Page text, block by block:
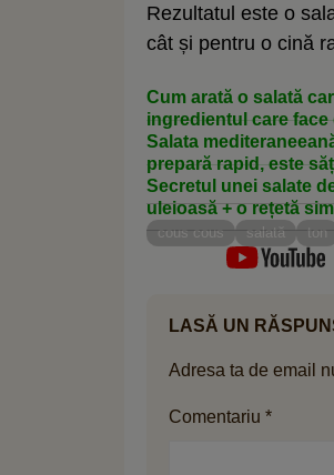
Rezultatul este o
cât și pentru o cină
Cum arată o salată
ingredientul care face
Salata
prepară rapid, este
Secretul unei salate
uleioasă + o rețetă
cous cous salată ton
LASĂ UN
Adresa ta de email
Comentariu *